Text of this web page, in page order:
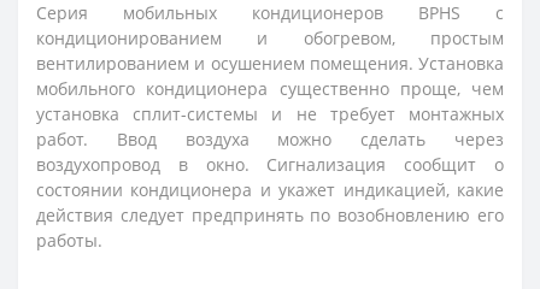
Серия мобильных кондиционеров BPHS с
кондиционированием и обогревом, простым
вентилированием и осушением помещения. Установка
мобильного кондиционера существенно проще, чем
установка сплит-системы и не требует монтажных
работ. Ввод воздуха можно сделать через
воздухопровод в окно. Сигнализация сообщит о
состоянии кондиционера и укажет индикацией, какие
действия следует предпринять по возобновлению его
работы.